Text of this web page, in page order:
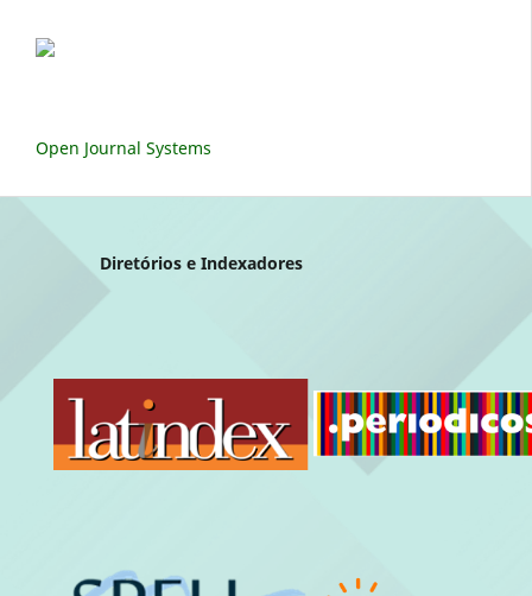
Open Journal Systems
Diretórios e Indexadores